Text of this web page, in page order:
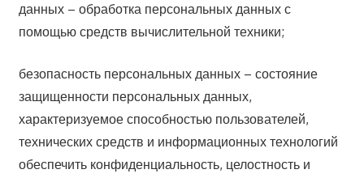
данных – обработка персональных данных с
помощью средств вычислительной техники;
безопасность персональных данных – состояние
защищенности персональных данных,
характеризуемое способностью пользователей,
технических средств и информационных технологий
обеспечить конфиденциальность, целостность и